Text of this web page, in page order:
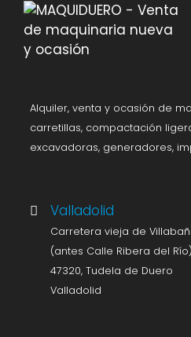
Alquiler, venta y ocasión de
carretillas, compactación
excavadoras, generadores,
Valladolid
Carretera vieja de
(antes Calle Ribera del Río)
47320, Tudela de Duero
Valladolid